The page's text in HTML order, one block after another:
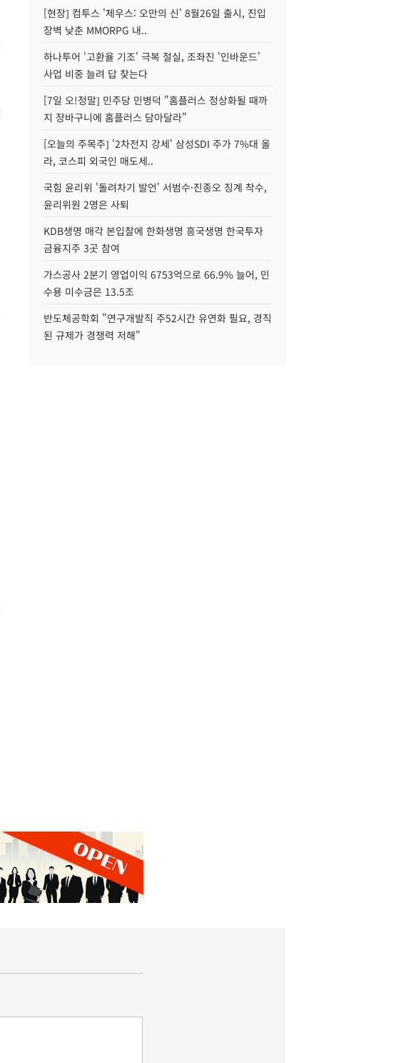
[현장] 컴투스 '제우스: 오만의 신' 8월26일 출시, 진입
장벽 낮춘 MMORPG 내..
하나투어 '고환율 기조' 극복 절실, 조좌진 '인바운드'
사업 비중 늘려 답 찾는다
[7일 오!정말] 민주당 민병덕 "홈플러스 정상화될 때까
지 장바구니에 홈플러스 담아달라"
[오늘의 주목주] '2차전지 강세' 삼성SDI 주가 7%대 올
라, 코스피 외국인 매도세..
국힘 윤리위 '돌려차기 발언' 서범수·진종오 징계 착수,
윤리위원 2명은 사퇴
KDB생명 매각 본입찰에 한화생명 흥국생명 한국투자
금융지주 3곳 참여
가스공사 2분기 영업이익 6753억으로 66.9% 늘어, 민
수용 미수금은 13.5조
반도체공학회 "연구개발직 주52시간 유연화 필요, 경직
된 규제가 경쟁력 저해"